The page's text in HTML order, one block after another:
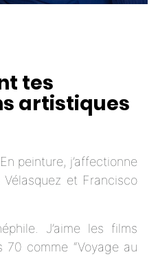
tes
artistiques
peinture, j’affectionne
et Francisco
J’aime les films
70 comme “Voyage au